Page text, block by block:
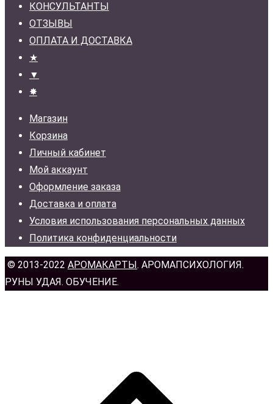
КОНСУЛЬТАНТЫ
ОТЗЫВЫ
ОПЛАТА И ДОСТАВКА
★
▼
✸
Магазин
Корзина
Личный кабинет
Мой аккаунт
Оформление заказа
Доставка и оплата
Условия использования персональных данных
Политика конфиденциальности
© 2013-2022 АРОМАКАРТЫ . АРОМАПСИХОЛОГИЯ.
РУНЫ УДАЯ. ОБУЧЕНИЕ.